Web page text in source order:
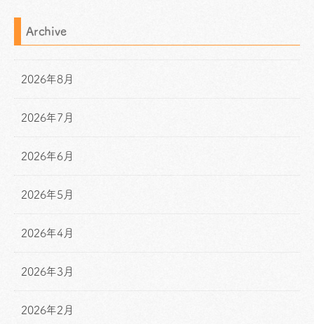
Archive
2026年8月
2026年7月
2026年6月
2026年5月
2026年4月
2026年3月
2026年2月